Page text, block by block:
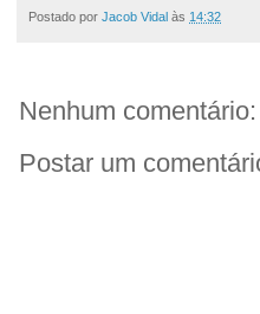
Postado por Jacob Vidal às 14:32
Nenhum comentário:
Postar um